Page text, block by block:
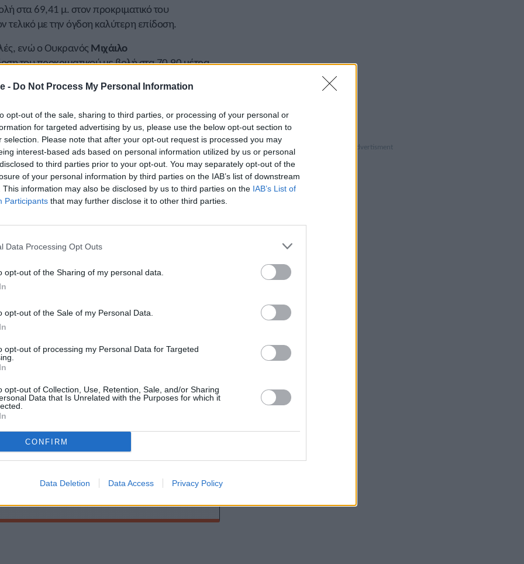
- Do Not Process My Personal Information
opt-out of the sale, sharing to third parties, or processing of your personal or
for targeted advertising by us, please use the below opt-out section to
selection. Please note that after your opt-out request is processed you may
interest-based ads based on personal information utilized by us or personal
to third parties prior to your opt-out. You may separately opt-out of the
of your personal information by third parties on the IAB’s list of downstream
This information may also be disclosed by us to third parties on the IAB’s List of
Participants that may further disclose it to other third parties.
Data Processing Opt Outs
opt-out of the Sharing of my personal data.
opt-out of the Sale of my Personal Data.
opt-out of processing my Personal Data for Targeted
opt-out of Collection, Use, Retention, Sale, and/or Sharing
Data that Is Unrelated with the Purposes for which it
CONFIRM
Data Deletion Data Access Privacy Policy
στα 69,41 μ. στον προκριματικό του
τελικό με την όγδοη καλύτερη επίδοση.
ενώ ο Ουκρανός Μιχάιλο
του προκριματικού με βολή στα 70,90 μέτρα.
για την Παρασκευή (4/8).
από το 2022. Γράφω για τον Στίβο, Media, Viral κι όχι
αλλά τα χρησιμοποιώ συχνά. Μου αρέσει να
να αναδεικνύω όλες τις πτυχές της είδησης. Μου